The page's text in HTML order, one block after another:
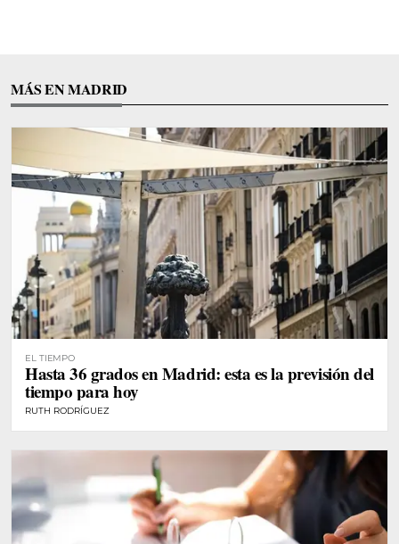
MÁS EN MADRID
EL TIEMPO
Hasta 36 grados en Madrid: esta es la previsión del
tiempo para hoy
RUTH RODRÍGUEZ